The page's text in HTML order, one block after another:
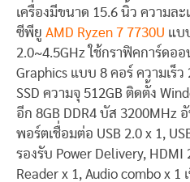
เครื่องมีขนาด 15.6 นิ้ว ความละ
ซีพียู AMD Ryzen 7 7730U แบ
2.0~4.5GHz ใช้กราฟิคการ์ดอ
Graphics แบบ 8 คอร์ ความเร็
SSD ความจุ 512GB ติดตั้ง
อีก 8GB DDR4 บัส 3200MHz
พอร์ตเชื่อมต่อ USB 2.0 x 1,
รองรับ Power Delivery, HDMI
Reader x 1, Audio combo x 1